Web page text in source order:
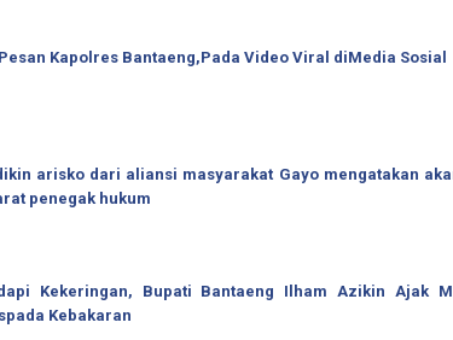
Kapolres Bantaeng,Pada Video Viral diMedia Sosial
arisko dari aliansi masyarakat Gayo mengatakan
penegak hukum
Kekeringan, Bupati Bantaeng Ilham Azikin Ajak
Kebakaran